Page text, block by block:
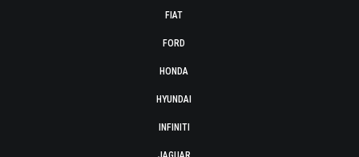
FIAT
FORD
HONDA
HYUNDAI
INFINITI